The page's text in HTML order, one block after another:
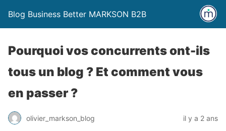
Blog Business Better MARKSON B2B
Pourquoi vos concurrents ont-ils
tous un blog ? Et comment vous
en passer ?
olivier_markson_blog il y a 2 ans